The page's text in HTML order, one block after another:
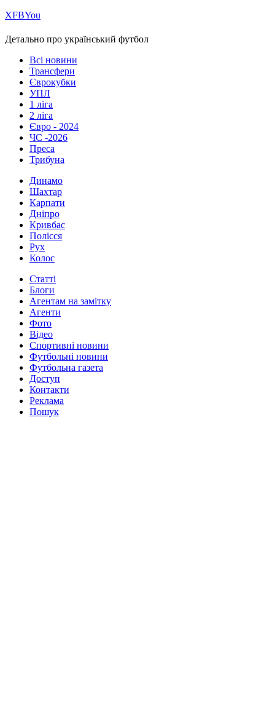
ХFBYou
Детально про український футбол
Всі новини
Трансфери
Єврокубки
УПЛ
1 ліга
2 ліга
Євро - 2024
ЧС -2026
Преса
Трибуна
Динамо
Шахтар
Карпати
Дніпро
Кривбас
Полісся
Рух
Колос
Статті
Блоги
Агентам на замітку
Агенти
Фото
Відео
Спортивні новини
Футбольні новини
Футбольна газета
Доступ
Контакти
Реклама
Пошук